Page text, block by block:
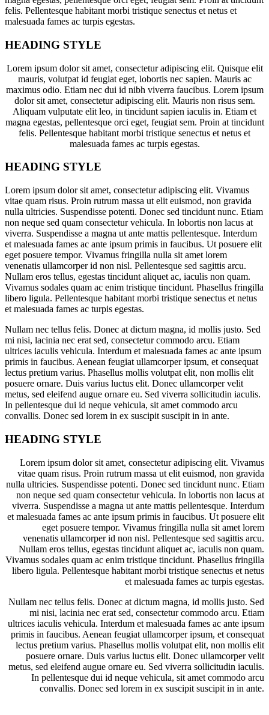
felis. Pellentesque habitant morbi tristique senectus et netus et
malesuada fames ac turpis egestas.
HEADING STYLE
Lorem ipsum dolor sit amet, consectetur adipiscing elit. Quisque elit
mauris, volutpat id feugiat eget, lobortis nec sapien. Mauris ac
maximus odio. Etiam nec dui id nibh viverra faucibus. Lorem ipsum
dolor sit amet, consectetur adipiscing elit. Mauris non risus sem.
Aliquam vulputate elit leo, in tincidunt sapien iaculis in. Etiam et
magna egestas, pellentesque orci eget, feugiat sem. Proin at tincidunt
felis. Pellentesque habitant morbi tristique senectus et netus et
malesuada fames ac turpis egestas.
HEADING STYLE
Lorem ipsum dolor sit amet, consectetur adipiscing elit. Vivamus
vitae quam risus. Proin rutrum massa ut elit euismod, non gravida
nulla ultricies. Suspendisse potenti. Donec sed tincidunt nunc. Etiam
non neque sed quam consectetur vehicula. In lobortis non lacus at
viverra. Suspendisse a magna ut ante mattis pellentesque. Interdum
et malesuada fames ac ante ipsum primis in faucibus. Ut posuere elit
eget posuere tempor. Vivamus fringilla nulla sit amet lorem
venenatis ullamcorper id non nisl. Pellentesque sed sagittis arcu.
Nullam eros tellus, egestas tincidunt aliquet ac, iaculis non quam.
Vivamus sodales quam ac enim tristique tincidunt. Phasellus fringilla
libero ligula. Pellentesque habitant morbi tristique senectus et netus
et malesuada fames ac turpis egestas.
Nullam nec tellus felis. Donec at dictum magna, id mollis justo. Sed
mi nisi, lacinia nec erat sed, consectetur commodo arcu. Etiam
ultrices iaculis vehicula. Interdum et malesuada fames ac ante ipsum
primis in faucibus. Aenean feugiat ullamcorper ipsum, et consequat
lectus pretium varius. Phasellus mollis volutpat elit, non mollis elit
posuere ornare. Duis varius luctus elit. Donec ullamcorper velit
metus, sed eleifend augue ornare eu. Sed viverra sollicitudin iaculis.
In pellentesque dui id neque vehicula, sit amet commodo arcu
convallis. Donec sed lorem in ex suscipit suscipit in in ante.
HEADING STYLE
Lorem ipsum dolor sit amet, consectetur adipiscing elit. Vivamus
vitae quam risus. Proin rutrum massa ut elit euismod, non gravida
nulla ultricies. Suspendisse potenti. Donec sed tincidunt nunc. Etiam
non neque sed quam consectetur vehicula. In lobortis non lacus at
viverra. Suspendisse a magna ut ante mattis pellentesque. Interdum
et malesuada fames ac ante ipsum primis in faucibus. Ut posuere elit
eget posuere tempor. Vivamus fringilla nulla sit amet lorem
venenatis ullamcorper id non nisl. Pellentesque sed sagittis arcu.
Nullam eros tellus, egestas tincidunt aliquet ac, iaculis non quam.
Vivamus sodales quam ac enim tristique tincidunt. Phasellus fringilla
libero ligula. Pellentesque habitant morbi tristique senectus et netus
et malesuada fames ac turpis egestas.
Nullam nec tellus felis. Donec at dictum magna, id mollis justo. Sed
mi nisi, lacinia nec erat sed, consectetur commodo arcu. Etiam
ultrices iaculis vehicula. Interdum et malesuada fames ac ante ipsum
primis in faucibus. Aenean feugiat ullamcorper ipsum, et consequat
lectus pretium varius. Phasellus mollis volutpat elit, non mollis elit
posuere ornare. Duis varius luctus elit. Donec ullamcorper velit
metus, sed eleifend augue ornare eu. Sed viverra sollicitudin iaculis.
In pellentesque dui id neque vehicula, sit amet commodo arcu
convallis. Donec sed lorem in ex suscipit suscipit in in ante.